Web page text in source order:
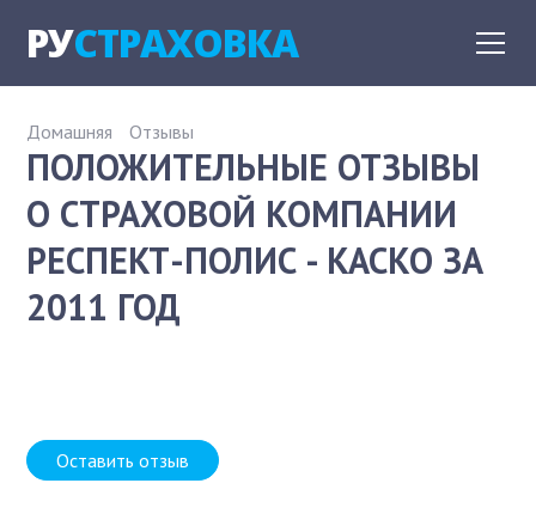
РУСТРАХОВКА
Домашняя Отзывы
ПОЛОЖИТЕЛЬНЫЕ ОТЗЫВЫ
О СТРАХОВОЙ КОМПАНИИ
РЕСПЕКТ-ПОЛИС - КАСКО ЗА
2011 ГОД
Оставить отзыв